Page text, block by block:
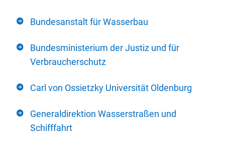
Bundesanstalt für Wasserbau
Bundesministerium der Justiz und für
Verbraucherschutz
Carl von Ossietzky Universität Oldenburg
Generaldirektion Wasserstraßen und
Schifffahrt